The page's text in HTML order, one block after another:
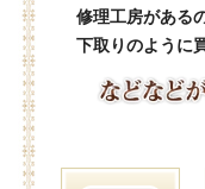
修理工房がある
下取りのように